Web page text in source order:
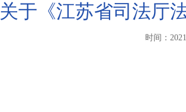
关于《江苏省司法厅
时间：